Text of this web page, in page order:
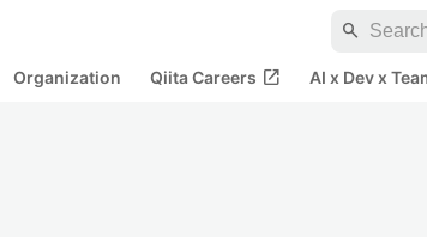
search
Organization Qiita Careers open_in_new AI x Dev x